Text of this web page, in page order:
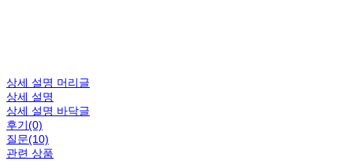
상세 설명 머리글
상세 설명
상세 설명 바닥글
후기(0)
질문(10)
관련 상품